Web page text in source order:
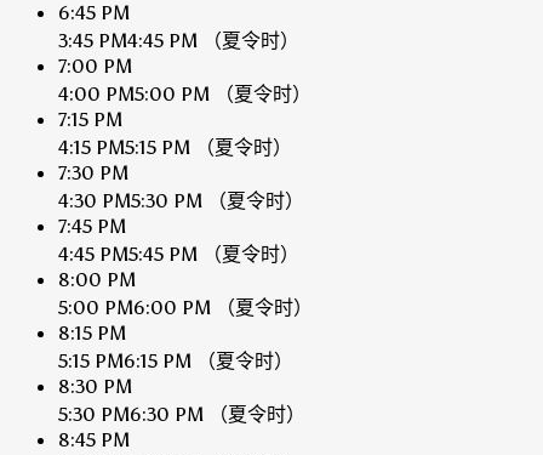
6:45 PM
3:45 PM4:45 PM
（夏令时）
7:00 PM
4:00 PM5:00 PM
（夏令时）
7:15 PM
4:15 PM5:15 PM
（夏令时）
7:30 PM
4:30 PM5:30 PM
（夏令时）
7:45 PM
4:45 PM5:45 PM
（夏令时）
8:00 PM
5:00 PM6:00 PM
（夏令时）
8:15 PM
5:15 PM6:15 PM
（夏令时）
8:30 PM
5:30 PM6:30 PM
（夏令时）
8:45 PM